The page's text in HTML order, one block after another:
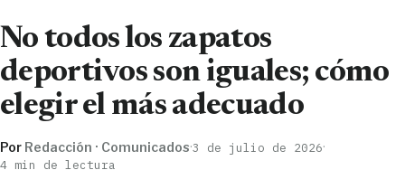
No todos los zapatos
deportivos son iguales; cómo
elegir el más adecuado
Por Redacción · Comunicados·3 de julio de 2026·
4 min de lectura